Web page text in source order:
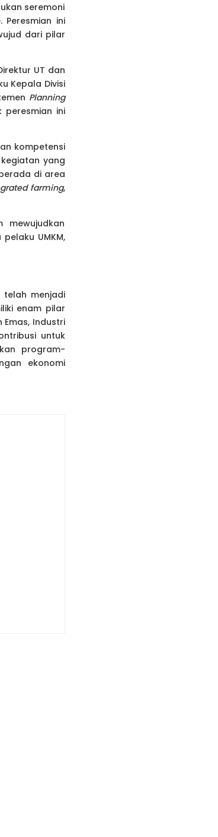
seremoni
Peresmian ini
dari pilar
UT dan
Kepala Divisi
Planning
peresmian ini
kompetensi
yang
di area
farming,
UMKM,
menjadi
enam pilar
Industri
untuk
program-
ekonomi